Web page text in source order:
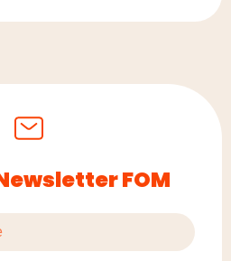
FOM